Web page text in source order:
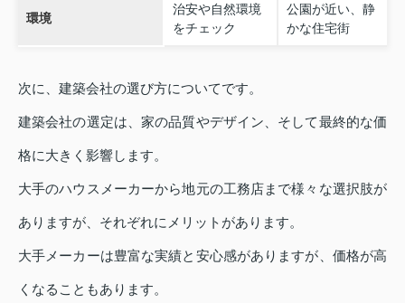
環境
治安や自然環境
をチェック
公園が近い、静
かな住宅街
次に、建築会社の選び方についてです。
建築会社の選定は、家の品質やデザイン、そして最終的な価
格に大きく影響します。
大手のハウスメーカーから地元の工務店まで様々な選択肢が
ありますが、それぞれにメリットがあります。
大手メーカーは豊富な実績と安心感がありますが、価格が高
くなることもあります。